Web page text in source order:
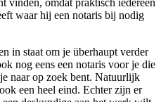
vinden, omdat praktisch iedereen
waar hij een notaris bij nodig
in staat om je überhaupt verder
nog eens een notaris voor je die
naar op zoek bent. Natuurlijk
een heel eind. Echter zijn er